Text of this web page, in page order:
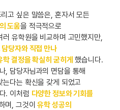
고 싶은 말씀은, 혼자서 모든
도움을 적극적으로
유학원을 비교하며 고민했지만,
당자와 직접 만나
학 결정을 확실히 굳히게 했습니다.
, 담당자님과의 면담을 통해
다는 확신을 갖게 되었고
. 이처럼 다양한 정보와 기회를
며, 그것이유학 성공의